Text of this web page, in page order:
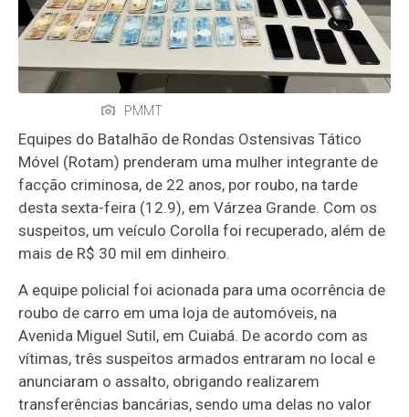
PMMT
Equipes do Batalhão de Rondas Ostensivas Tático
Móvel (Rotam) prenderam uma mulher integrante de
facção criminosa, de 22 anos, por roubo, na tarde
desta sexta-feira (12.9), em Várzea Grande. Com os
suspeitos, um veículo Corolla foi recuperado, além de
mais de R$ 30 mil em dinheiro.
A equipe policial foi acionada para uma ocorrência de
roubo de carro em uma loja de automóveis, na
Avenida Miguel Sutil, em Cuiabá. De acordo com as
vítimas, três suspeitos armados entraram no local e
anunciaram o assalto, obrigando realizarem
transferências bancárias, sendo uma delas no valor